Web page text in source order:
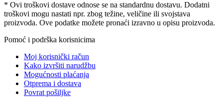
* Ovi troškovi dostave odnose se na standardnu ​​dostavu. Dodatni
troškovi mogu nastati npr. zbog težine, veličine ili svojstava
proizvoda. Ove podatke možete pronaći izravno u opisu proizvoda.
Pomoć i podrška korisnicima
Moj korisnički račun
Kako izvršiti narudžbu
Mogućnosti plaćanja
Otprema i dostava
Povrat pošiljke